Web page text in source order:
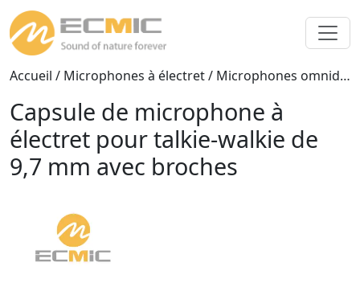
Accueil / Microphones à électret/ Microphones omnidirectionnels
Capsule de microphone à
électret pour talkie-walkie de
9,7 mm avec broches